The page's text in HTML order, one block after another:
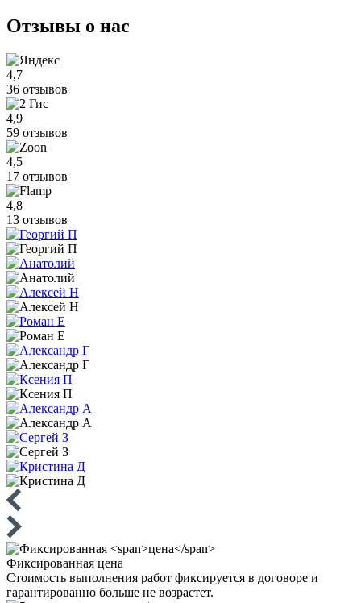
Отзывы о нас
4,7
36 отзывов
4,9
59 отзывов
4,5
17 отзывов
4,8
13 отзывов
Фиксированная цена
Стоимость выполнения работ фиксируется в договоре и
гарантированно больше не возрастет.